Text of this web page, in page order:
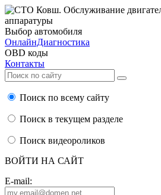
Выбор автомобиля
ОнлайнДиагностика
OBD коды
Контакты
Поиск по всему сайту
Поиск в текущем разделе
Поиск видеороликов
ВОЙТИ НА САЙТ
E-mail: